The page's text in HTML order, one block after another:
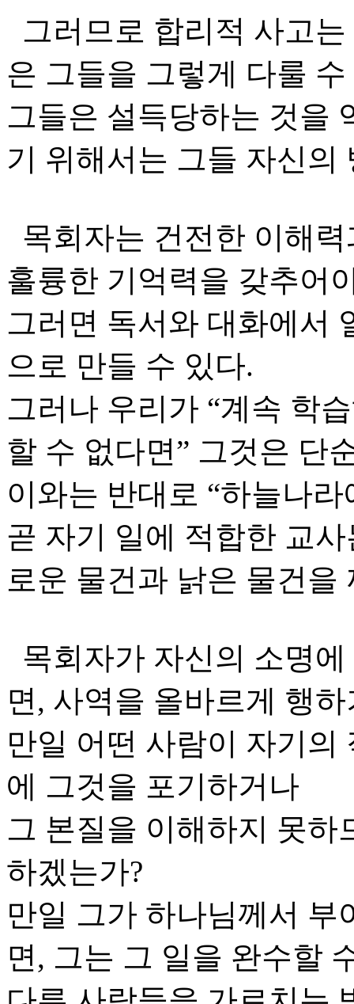
그러므로 합리적 사고
은 그들을 그렇게 다룰 수
그들은 설득당하는 것을
기 위해서는 그들 자신의
목회자는 건전한 이해
훌륭한 기억력을 갖추어
그러면 독서와 대화에서
으로 만들 수 있다.
그러나 우리가 “계속 학
할 수 없다면” 그것은 단
이와는 반대로 “하늘나
곧 자기 일에 적합한 교
로운 물건과 낡은 물건을
목회자가 자신의 소명
면, 사역을 올바르게 행
만일 어떤 사람이 자기
에 그것을 포기하거나
그 본질을 이해하지 못하
하겠는가?
만일 그가 하나님께서
면, 그는 그 일을 완수할